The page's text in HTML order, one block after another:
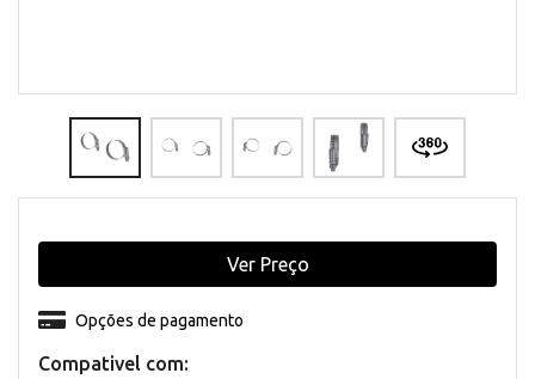
Compativel com:
Opções de pagamento
Ver Preço